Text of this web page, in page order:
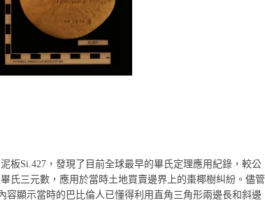
板Si.427，發現了目前全球最早的畢氏定理應用紀錄，較公
氏三元數，應用於當時土地買賣邊界上的棗椰樹糾紛。儘管
容顯示當時的巴比倫人已懂得利用直角三角形兩邊長和斜邊